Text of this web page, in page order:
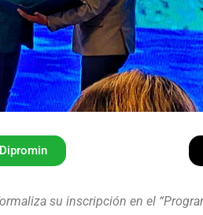
su inscripción en el